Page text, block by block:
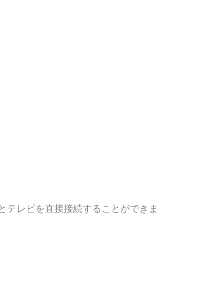
レビを直接接続することができま